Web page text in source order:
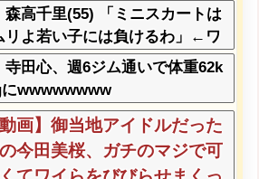
森高千里(55) 「ミニスカートは
リよ若い子には負けるわ」←ワ
ブッ刺さりまくってしまうw w
寺田心、週6ジム通いで体重62k
wwwwwwww
動画】御当地アイドルだった
今田美桜、ガチのマジで可